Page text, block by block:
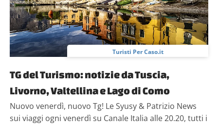
Turisti Per Caso.it
TG del Turismo: notizie da Tuscia,
Livorno, Valtellina e Lago di Como
Nuovo venerdì, nuovo Tg! Le Syusy & Patrizio News
sui viaggi ogni venerdì su Canale Italia alle 20.20, tutti i